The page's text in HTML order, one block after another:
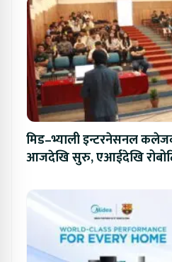
मिड–भ्याली इन्टरनेसनल
आजदेखि सुरु, एआईदेखि